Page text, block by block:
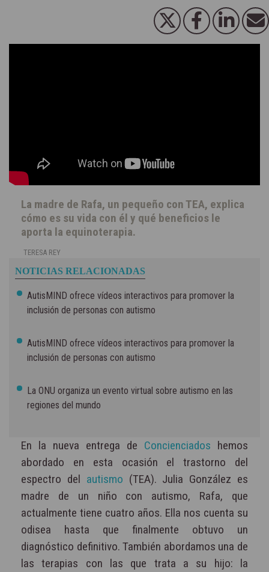
La madre de Rafa, un pequeño con TEA, explica
cómo es su vida con él y qué beneficios le
aporta la equinoterapia.
TERESA REY
NOTICIAS RELACIONADAS
AutisMIND ofrece vídeos interactivos para promover la
inclusión de personas con autismo
AutisMIND ofrece vídeos interactivos para promover la
inclusión de personas con autismo
La ONU organiza un evento virtual sobre autismo en las
regiones del mundo
En la nueva entrega de Concienciados hemos
abordado en esta ocasión el trastorno del
espectro del autismo (TEA). Julia González es
madre de un niño con autismo, Rafa, que
actualmente tiene cuatro años. Ella nos cuenta su
odisea hasta que finalmente obtuvo un
diagnóstico definitivo. También abordamos una de
las terapias con las que trata a su hijo: la